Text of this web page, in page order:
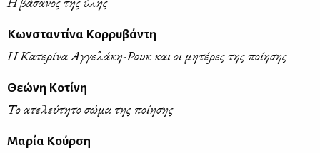
Κωνσταντίνα Κορρυβάντη
Η Κατερίνα Αγγελάκη-Ρουκ και οι μητέρες της ποίησης
Θεώνη Κοτίνη
Το ατελεύτητο σώμα της ποίησης
Μαρία Κούρση